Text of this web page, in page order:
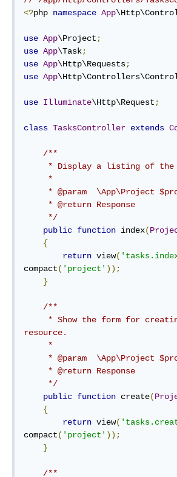
<?php namespace App
use App\Project;
use App\Task;
use App\Http\Requests;
use App
use Illuminate\Http\Request;
class TasksController extends
/**
     */
public function index(
{
return view(
compact( 'project' ));
}
/**
resource.
     */
public function create(
{
return view(
compact( 'project' ));
}
/**